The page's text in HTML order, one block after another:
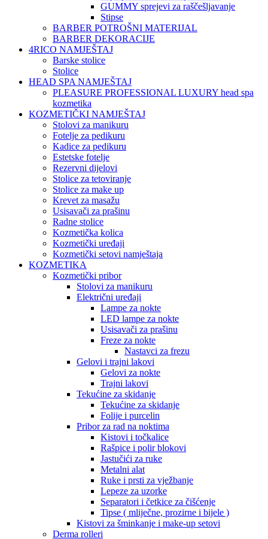
GUMMY sprejevi za raščešljavanje
Stipse
BARBER POTROŠNI MATERIJAL
BARBER DEKORACIJE
4RICO NAMJEŠTAJ
Barske stolice
Stolice
HEAD SPA NAMJEŠTAJ
PLEASURE PROFESSIONAL LUXURY head spa
kozmetika
KOZMETIČKI NAMJEŠTAJ
Stolovi za manikuru
Fotelje za pedikuru
Kadice za pedikuru
Estetske fotelje
Rezervni dijelovi
Stolice za tetoviranje
Stolice za make up
Krevet za masažu
Usisavači za prašinu
Radne stolice
Kozmetička kolica
Kozmetički uređaji
Kozmetički setovi namještaja
KOZMETIKA
Kozmetički pribor
Stolovi za manikuru
Električni uređaji
Lampe za nokte
LED lampe za nokte
Usisavači za prašinu
Freze za nokte
Nastavci za frezu
Gelovi i trajni lakovi
Gelovi za nokte
Trajni lakovi
Tekućine za skidanje
Tekućine za skidanje
Folije i purcelin
Pribor za rad na noktima
Kistovi i točkalice
Rašpice i polir blokovi
Jastučići za ruke
Metalni alat
Ruke i prsti za vježbanje
Lepeze za uzorke
Separatori i četkice za čišćenje
Tipse ( mliječne, prozirne i bijele )
Kistovi za šminkanje i make-up setovi
Derma rolleri